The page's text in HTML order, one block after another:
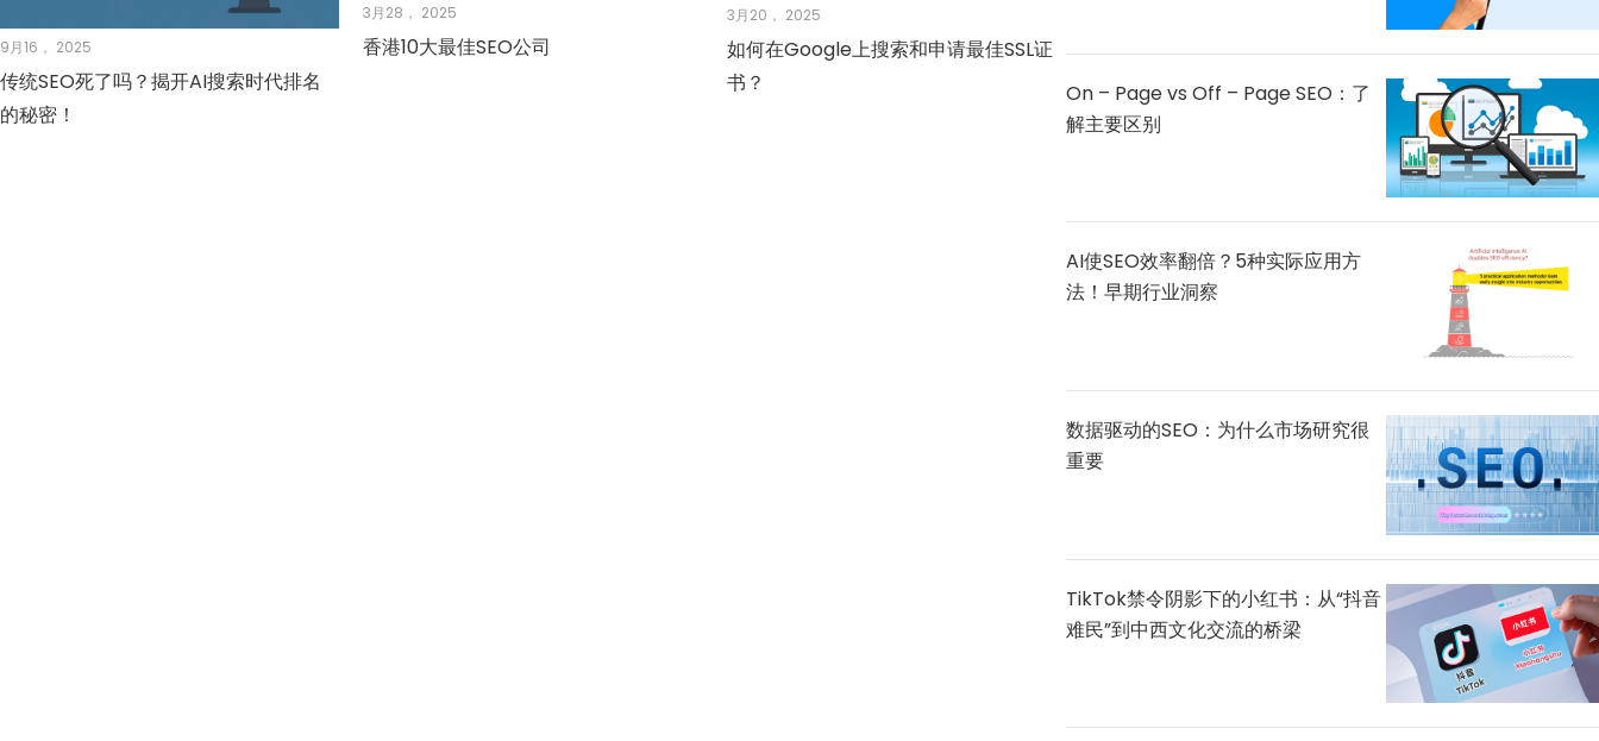
9月16， 2025
传统SEO死了吗？揭开AI搜索时代排名
的秘密！
3月28， 2025
香港10大最佳SEO公司
3月20， 2025
如何在Google上搜索和申请最佳SSL证
书？
On – Page vs Off – Page SEO：了
解主要区别
AI使SEO效率翻倍？5种实际应用方
法！早期行业洞察
数据驱动的SEO：为什么市场研究很
重要
TikTok禁令阴影下的小红书：从“抖音
难民”到中西文化交流的桥梁